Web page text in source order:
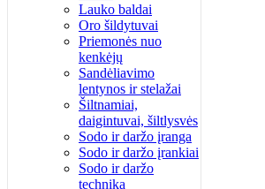
Lauko baldai
Oro šildytuvai
Priemonės nuo
kenkėjų
Sandėliavimo
lentynos ir stelažai
Šiltnamiai,
daigintuvai, šiltlysvės
Sodo ir daržo įranga
Sodo ir daržo įrankiai
Sodo ir daržo
technika